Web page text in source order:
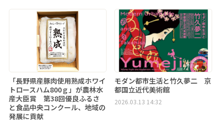
「長野県産豚肉使用熟成ホワイ
トロースハム800ｇ」が農林水
産大臣賞 第38回優良ふるさ
と食品中央コンクール、地域の
発展に貢献
モダン都市生活と竹久夢二 京
都国立近代美術館
2026.03.13 14:32